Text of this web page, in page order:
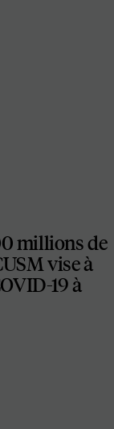
millions de
vise à
19 à